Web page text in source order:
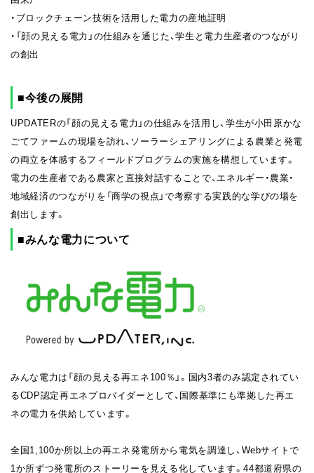
・ブロックチェーン技術を活用した電力の産地証明
・「顔の見える電力」の仕組みを通じた、学生と電力生産者のつながり
の創出
■今後の展開
UPDATERの「顔の見える電力」の仕組みを活用し、学生が小田原かな
ごてファームの現場を訪れ、ソーラーシェアリングによる農業と発電
の両立を体感するフィールドプログラムの実施を構想しています。
電力の生産者である農家と直接対話することで、エネルギー・農業・
地域経済のつながりを「商学の視点」で考察する実践的な学びの場を
創出します。
■みんな電力について
みんな電力は「顔の見える再エネ100％」。国内3者のみ認定されてい
るCDP認定再エネプロバイダーとして、国際基準にも準拠した再エ
ネの電力を供給しています。
全国1,100か所以上の再エネ発電所から電気を調達し、Webサイトで
1か所ずつ発電所のストーリーを見える化しています。44都道府県の